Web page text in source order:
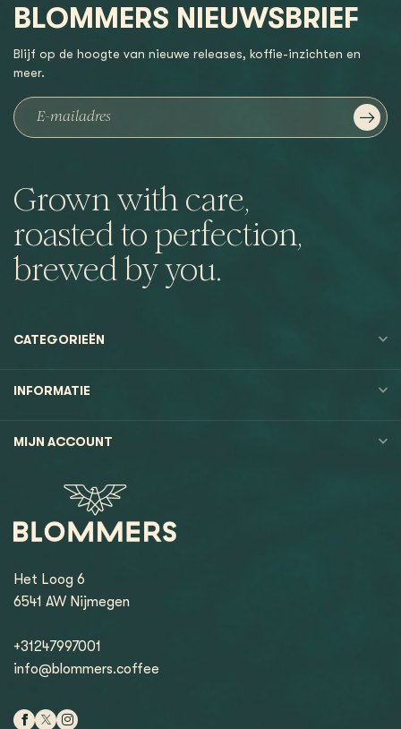
Grown with care,
roasted to perfection,
brewed by you.
BLOMMERS NIEUWSBRIEF
Blijf op de hoogte van nieuwe releases, koffie-inzichten en
meer.
CATEGORIEËN
INFORMATIE
MIJN ACCOUNT
Het Loog 6
6541 AW Nijmegen
+31247997001
info@blommers.coffee